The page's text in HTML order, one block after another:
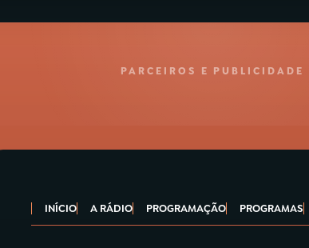
PARCEIROS E PUBLICIDADE
INÍCIO A RÁDIO PROGRAMAÇÃO PROGRAMAS